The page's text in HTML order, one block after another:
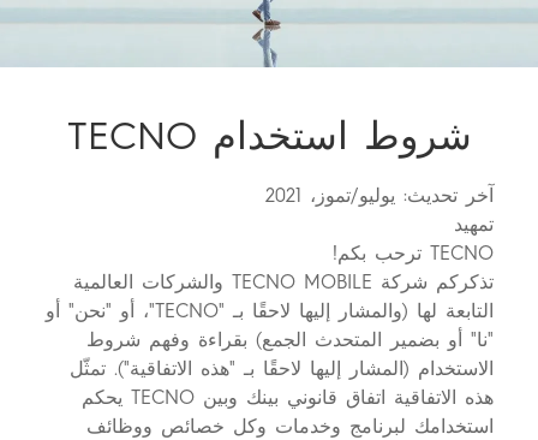
شروط استخدام TECNO
آخر تحديث: يوليو/تموز، 2021
تمهيد
TECNO ترحب بكم!
تذكركم شركة TECNO MOBILE والشركات العالمية
التابعة لها (والمشار إليها لاحقًا بـ "TECNO"، أو "نحن" أو
"نا" أو بضمير المتحدث الجمع) بقراءة وفهم شروط
الاستخدام (المشار إليها لاحقًا بـ "هذه الاتفاقية"). تمثّل
هذه الاتفاقية اتفاق قانوني بينك وبين TECNO يحكم
استخدامك لبرنامج وخدمات وكل خصائص ووظائف